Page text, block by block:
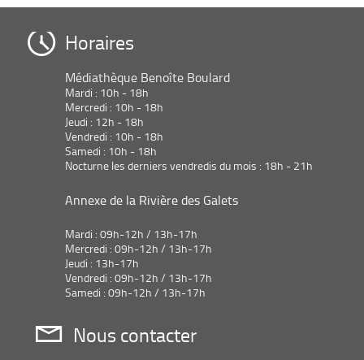
Horaires
Médiathèque Benoîte Boulard
Mardi : 10h - 18h
Mercredi : 10h - 18h
Jeudi : 12h - 18h
Vendredi : 10h - 18h
Samedi : 10h - 18h
Nocturne les derniers vendredis du mois : 18h - 21h
Annexe de la Rivière des Galets
Mardi : 09h-12h / 13h-17h
Mercredi : 09h-12h / 13h-17h
Jeudi : 13h-17h
Vendredi : 09h-12h / 13h-17h
Samedi : 09h-12h / 13h-17h
Nous contacter